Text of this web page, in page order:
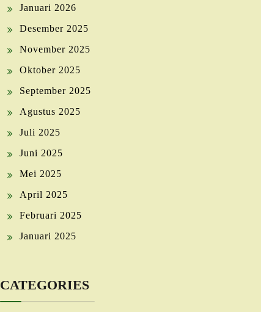
Januari 2026
Desember 2025
November 2025
Oktober 2025
September 2025
Agustus 2025
Juli 2025
Juni 2025
Mei 2025
April 2025
Februari 2025
Januari 2025
CATEGORIES